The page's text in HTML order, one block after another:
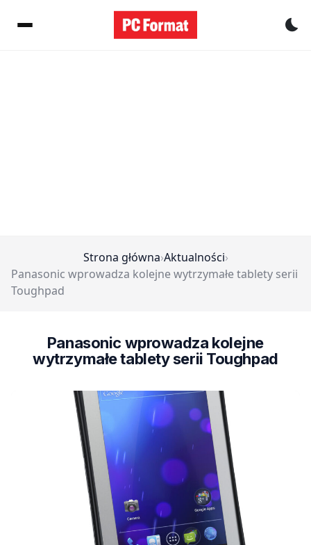
Strona główna›Aktualności›
Panasonic wprowadza kolejne wytrzymałe tablety serii
Toughpad
Panasonic wprowadza kolejne
wytrzymałe tablety serii Toughpad